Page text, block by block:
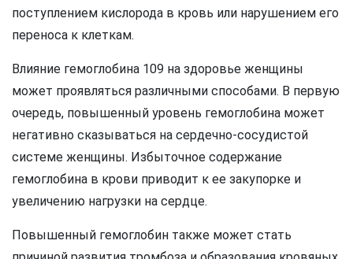
поступлением кислорода в кровь или нарушением его
переноса к клеткам.
Влияние гемоглобина 109 на здоровье женщины
может проявляться различными способами. В первую
очередь, повышенный уровень гемоглобина может
негативно сказываться на сердечно-сосудистой
системе женщины. Избыточное содержание
гемоглобина в крови приводит к ее закупорке и
увеличению нагрузки на сердце.
Повышенный гемоглобин также может стать